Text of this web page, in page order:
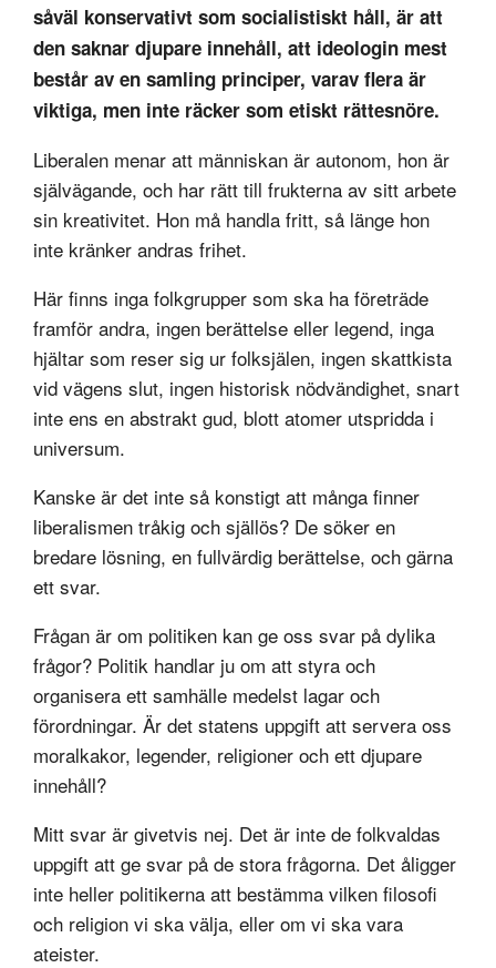
såväl konservativt som socialistiskt håll, är att
den saknar djupare innehåll, att ideologin mest
består av en samling principer, varav flera är
viktiga, men inte räcker som etiskt rättesnöre.
Liberalen menar att människan är autonom, hon är
självägande, och har rätt till frukterna av sitt arbete
sin kreativitet. Hon må handla fritt, så länge hon
inte kränker andras frihet.
Här finns inga folkgrupper som ska ha företräde
framför andra, ingen berättelse eller legend, inga
hjältar som reser sig ur folksjälen, ingen skattkista
vid vägens slut, ingen historisk nödvändighet, snart
inte ens en abstrakt gud, blott atomer utspridda i
universum.
Kanske är det inte så konstigt att många finner
liberalismen tråkig och själlös? De söker en
bredare lösning, en fullvärdig berättelse, och gärna
ett svar.
Frågan är om politiken kan ge oss svar på dylika
frågor? Politik handlar ju om att styra och
organisera ett samhälle medelst lagar och
förordningar. Är det statens uppgift att servera oss
moralkakor, legender, religioner och ett djupare
innehåll?
Mitt svar är givetvis nej. Det är inte de folkvaldas
uppgift att ge svar på de stora frågorna. Det åligger
inte heller politikerna att bestämma vilken filosofi
och religion vi ska välja, eller om vi ska vara
ateister.